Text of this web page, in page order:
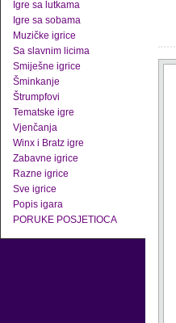
Igre sa lutkama
Igre sa sobama
Muzičke igrice
Sa slavnim licima
Smiješne igrice
Šminkanje
Štrumpfovi
Tematske igre
Vjenčanja
Winx i Bratz igre
Zabavne igrice
Razne igrice
Sve igrice
Popis igara
PORUKE POSJETIOCA